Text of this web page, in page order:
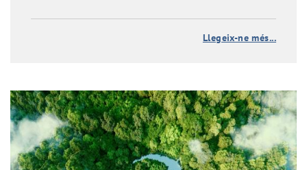
Llegeix-ne més...